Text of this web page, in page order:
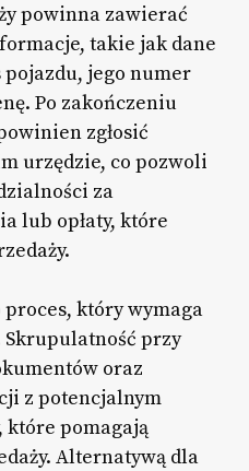
powinna zawierać
takie jak dane
pojazdu, jego numer
Po zakończeniu
zgłosić
urzędzie, co pozwoli
za
lub opłaty, które
proces, który wymaga
przy
oraz
z potencjalnym
które pomagają
Alternatywą dla